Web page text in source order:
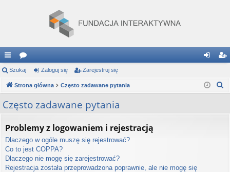
ię
ce
j
or
a og ej
Szukaj Zaloguj się Zarejestruj się
Strona główna Często zadawane pytania
Często zadawane pytania
Problemy z logowaniem i rejestracją
Dlaczego w ogóle muszę się rejestrować?
Co to jest COPPA?
Dlaczego nie mogę się zarejestrować?
Rejestracja została przeprowadzona poprawnie, ale nie mogę się